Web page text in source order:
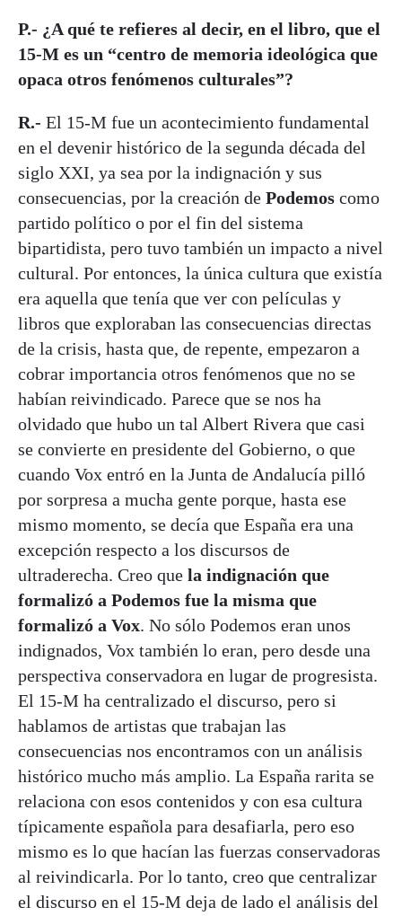
P.- ¿A qué te refieres al decir, en el libro, que el
15-M es un “centro de memoria ideológica que
opaca otros fenómenos culturales”?
R.- El 15-M fue un acontecimiento fundamental
en el devenir histórico de la segunda década del
siglo XXI, ya sea por la indignación y sus
consecuencias, por la creación de Podemos como
partido político o por el fin del sistema
bipartidista, pero tuvo también un impacto a nivel
cultural. Por entonces, la única cultura que existía
era aquella que tenía que ver con películas y
libros que exploraban las consecuencias directas
de la crisis, hasta que, de repente, empezaron a
cobrar importancia otros fenómenos que no se
habían reivindicado. Parece que se nos ha
olvidado que hubo un tal Albert Rivera que casi
se convierte en presidente del Gobierno, o que
cuando Vox entró en la Junta de Andalucía pilló
por sorpresa a mucha gente porque, hasta ese
mismo momento, se decía que España era una
excepción respecto a los discursos de
ultraderecha. Creo que la indignación que
formalizó a Podemos fue la misma que
formalizó a Vox. No sólo Podemos eran unos
indignados, Vox también lo eran, pero desde una
perspectiva conservadora en lugar de progresista.
El 15-M ha centralizado el discurso, pero si
hablamos de artistas que trabajan las
consecuencias nos encontramos con un análisis
histórico mucho más amplio. La España rarita se
relaciona con esos contenidos y con esa cultura
típicamente española para desafiarla, pero eso
mismo es lo que hacían las fuerzas conservadoras
al reivindicarla. Por lo tanto, creo que centralizar
el discurso en el 15-M deja de lado el análisis del